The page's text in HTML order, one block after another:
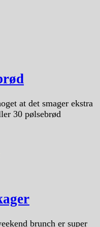
at det smager ekstra
30 pølsebrød
brunch er super